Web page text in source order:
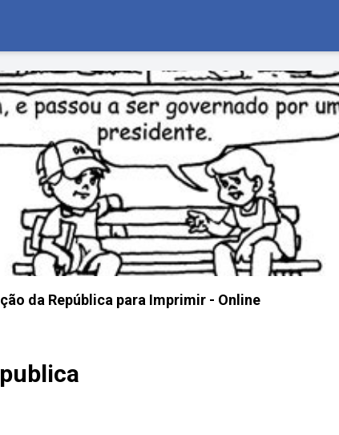
da República para Imprimir - Online